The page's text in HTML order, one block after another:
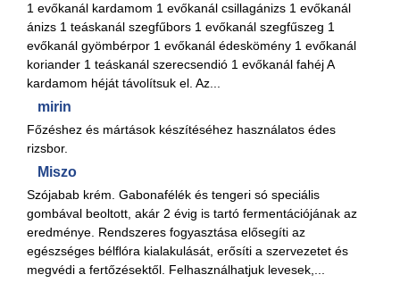
1 evőkanál kardamom 1 evőkanál csillagánizs 1 evőkanál
ánizs 1 teáskanál szegfűbors 1 evőkanál szegfűszeg 1
evőkanál gyömbérpor 1 evőkanál édeskömény 1 evőkanál
koriander 1 teáskanál szerecsendió 1 evőkanál fahéj A
kardamom héját távolítsuk el. Az...
mirin
Főzéshez és mártások készítéséhez használatos édes
rizsbor.
Miszo
Szójabab krém. Gabonafélék és tengeri só speciális
gombával beoltott, akár 2 évig is tartó fermentációjának az
eredménye. Rendszeres fogyasztása elősegíti az
egészséges bélflóra kialakulását, erősíti a szervezetet és
megvédi a fertőzésektől. Felhasználhatjuk levesek,...